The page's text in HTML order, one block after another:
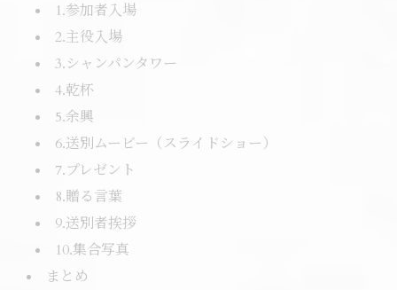
1.参加者入場
2.主役入場
3.シャンパンタワー
4.乾杯
5.余興
6.送別ムービー（スライドショー）
7.プレゼント
8.贈る言葉
9.送別者挨拶
10.集合写真
まとめ